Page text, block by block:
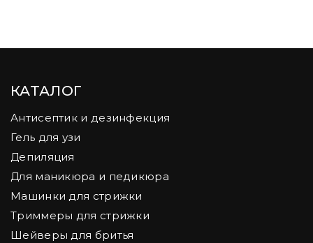
КАТАЛОГ
Антисептик и дезинфекция
Гель для узи
Депиляция
Для маникюра и педикюра
Машинки для стрижки
Триммеры для стрижки
Шейверы для бритья